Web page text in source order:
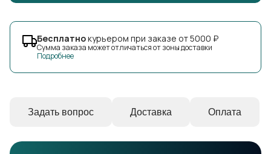
Бесплатнокурьером при заказе от 5000 ₽
Сумма заказа может отличаться от зоны доставки
Подробнее
Задать вопрос Доставка Оплата